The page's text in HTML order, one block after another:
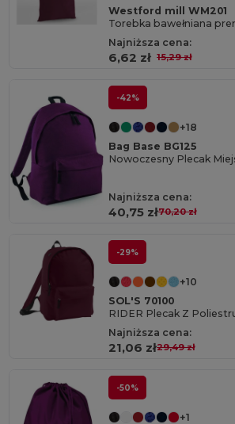
Westford mill WM201
Torebka bawełniana
Najniższa cena:
6,62 zł 15,29 zł
-42%
+18
Bag Base BG125
Nowoczesny Plecak
Najniższa cena:
40,75 zł70,20 zł
-29%
+10
SOL'S 70100
RIDER Plecak Z
Najniższa cena:
21,06 zł29,49 zł
-50%
+1